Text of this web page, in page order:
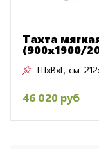
Тахта
(900х1900/
ШxВxГ, см:
46 020 руб